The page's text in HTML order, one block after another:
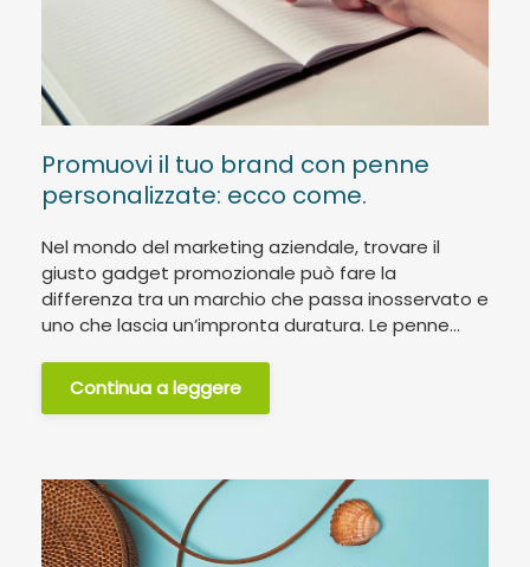
Promuovi il tuo brand con penne
personalizzate: ecco come.
Nel mondo del marketing aziendale, trovare il
giusto gadget promozionale può fare la
differenza tra un marchio che passa inosservato e
uno che lascia un’impronta duratura. Le penne...
Continua a leggere